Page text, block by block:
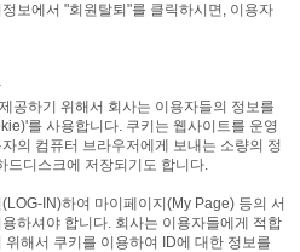
보에서 "회원탈퇴"를 클릭하시면, 이용자
공하기 위해서 회사는 이용자들의 정보를
를 사용합니다. 쿠키는 웹사이트를 운영
의 컴퓨터 브라우저에게 보내는 소량의 정
드디스크에 저장되기도 합니다.
IN)하여 마이페이지(My Page) 등의 서
하셔야 합니다. 회사는 이용자들에게 적합
해서 쿠키를 이용하여 ID에 대한 정보를